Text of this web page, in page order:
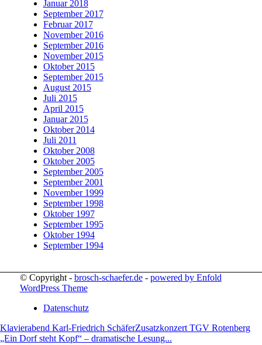
Januar 2018
September 2017
Februar 2017
November 2016
September 2016
November 2015
Oktober 2015
September 2015
August 2015
Juli 2015
April 2015
Januar 2015
Oktober 2014
Juli 2011
Oktober 2008
Oktober 2005
September 2005
September 2001
November 1999
September 1998
Oktober 1997
September 1995
Oktober 1994
September 1994
© Copyright - brosch-schaefer.de- powered by Enfold
WordPress Theme
Datenschutz
Klavierabend Karl-Friedrich SchäferZusatzkonzert TGV Rotenberg
„Ein Dorf steht Kopf“ – dramatische Lesung...